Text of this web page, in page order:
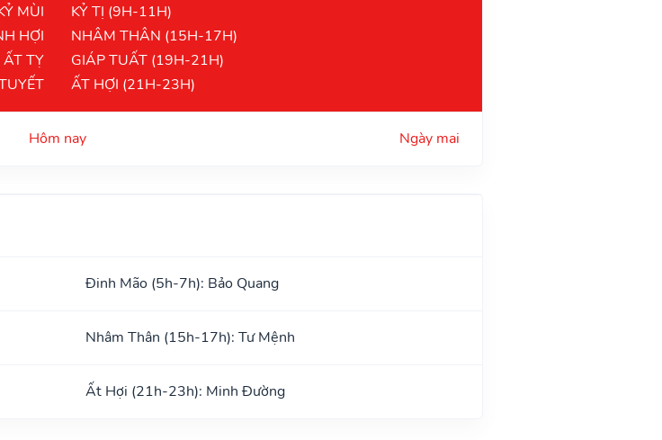
MÙI
HỢI
TỴ
KỶ TỊ (9H-11H)
NHÂM THÂN (15H-17H)
GIÁP TUẤT (19H-21H)
ẤT HỢI (21H-23H)
Hôm nay Ngày mai
Đinh Mão (5h-7h): Bảo Quang
Nhâm Thân (15h-17h): Tư Mệnh
Ất Hợi (21h-23h): Minh Đường